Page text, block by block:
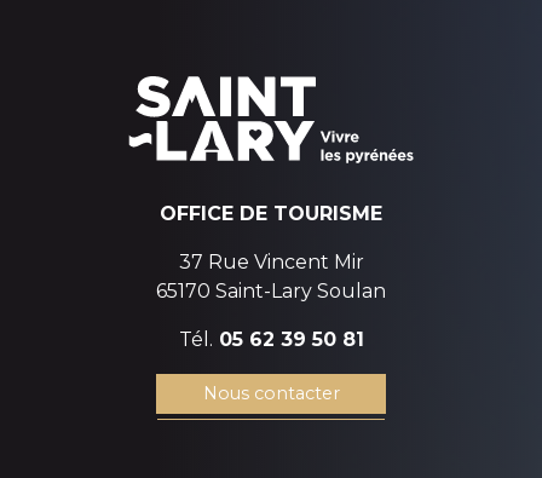
OFFICE DE TOURISME
37 Rue Vincent Mir
65170 Saint-Lary Soulan
Tél. 05 62 39 50 81
Nous contacter